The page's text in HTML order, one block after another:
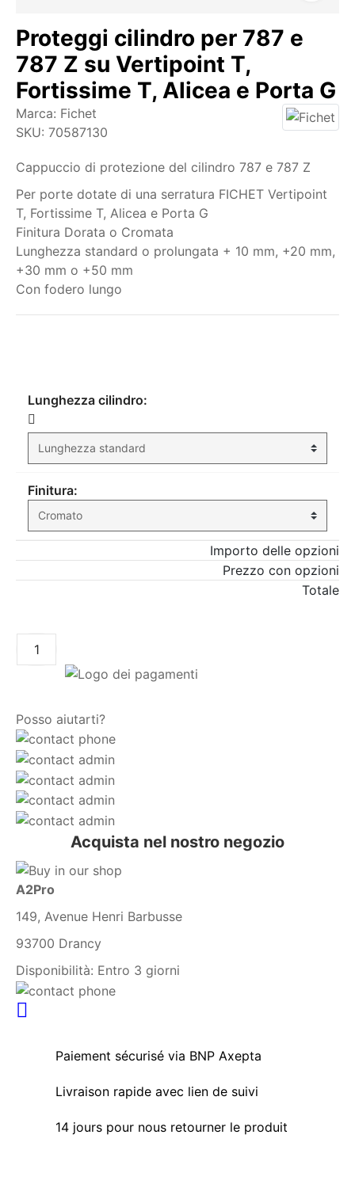
Proteggi cilindro per 787 e
787 Z su Vertipoint T,
Fortissime T, Alicea e Porta G
Marca: Fichet
SKU: 70587130
Cappuccio di protezione del cilindro 787 e 787 Z
Per porte dotate di una serratura FICHET Vertipoint
T, Fortissime T, Alicea e Porta G
Finitura Dorata o Cromata
Lunghezza standard o prolungata + 10 mm, +20 mm,
+30 mm o +50 mm
Con fodero lungo
Lunghezza cilindro:
Finitura:
Importo delle opzioni
Prezzo con opzioni
Totale
Posso aiutarti?
Acquista nel nostro negozio
A2Pro
149, Avenue Henri Barbusse
93700 Drancy
Disponibilità: Entro 3 giorni
Paiement sécurisé via BNP Axepta
Livraison rapide avec lien de suivi
14 jours pour nous retourner le produit